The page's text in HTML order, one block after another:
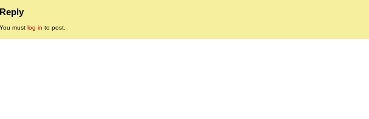
Reply
You must log in to post.